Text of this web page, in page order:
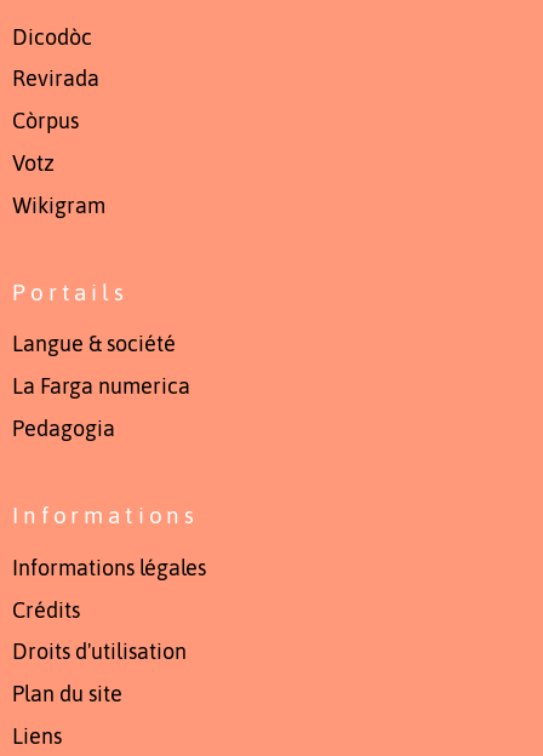
Dicodòc
Revirada
Còrpus
Votz
Wikigram
Portails
Langue & société
La Farga numerica
Pedagogia
Informations
Informations légales
Crédits
Droits d'utilisation
Plan du site
Liens